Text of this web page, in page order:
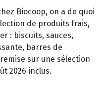
Biocoop, on a de quoi
de produits frais,
: biscuits, sauces,
barres de
sur une sélection
2026 inclus.